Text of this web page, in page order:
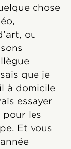
chose
ou
que je
à domicile
essayer
pour les
Et vous